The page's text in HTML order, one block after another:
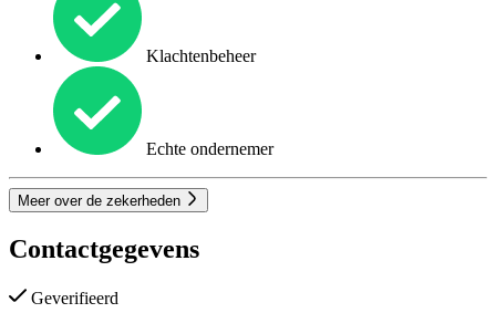
Klachtenbeheer
Echte ondernemer
Meer over de zekerheden
Contactgegevens
Geverifieerd